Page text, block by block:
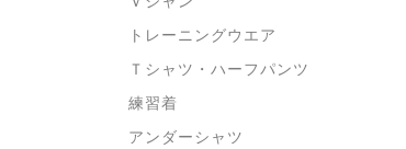
トレーニングウエア
Ｔシャツ・ハーフパンツ
練習着
アンダーシャツ